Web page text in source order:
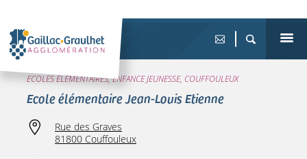
ECOLES ÉLÉMENTAIRES, ENFANCE JEUNESSE, COUFFOULEUX
Ecole élémentaire Jean-Louis Etienne
Rue des Graves
81800 Couffouleux